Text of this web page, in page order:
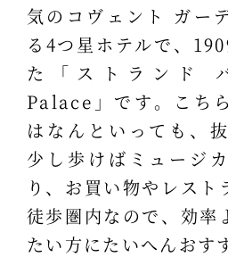
気のコヴェント ガー
る4つ星ホテルで、
た「ストランド
Palace」です。こち
はなんといっても、
少し歩けばミュージ
り、お買い物やレスト
徒歩圏内なので、効率
たい方にたいへんおす